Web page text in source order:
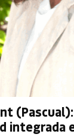
integrada